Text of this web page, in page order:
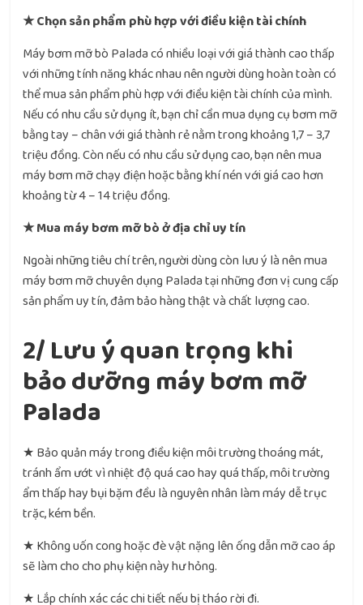
★ Chọn sản phẩm phù hợp với điều kiện tài chính
Máy bơm mỡ bò Palada có nhiều loại với giá thành cao thấp
với những tính năng khác nhau nên người dùng hoàn toàn có
thể mua sản phẩm phù hợp với điều kiện tài chính của mình.
Nếu có nhu cầu sử dụng ít, bạn chỉ cần mua dụng cụ bơm mỡ
bằng tay – chân với giá thành rẻ nằm trong khoảng 1,7 – 3,7
triệu đồng. Còn nếu có nhu cầu sử dụng cao, bạn nên mua
máy bơm mỡ chạy điện hoặc bằng khí nén với giá cao hơn
khoảng từ 4 – 14 triệu đồng.
★ Mua máy bơm mỡ bò ở địa chỉ uy tín
Ngoài những tiêu chí trên, người dùng còn lưu ý là nên mua
máy bơm mỡ chuyên dụng Palada tại những đơn vị cung cấp
sản phẩm uy tín, đảm bảo hàng thật và chất lượng cao.
2/ Lưu ý quan trọng khi
bảo dưỡng máy bơm mỡ
Palada
★ Bảo quản máy trong điều kiện môi trường thoáng mát,
tránh ẩm ướt vì nhiệt độ quá cao hay quá thấp, môi trường
ẩm thấp hay bụi bặm đều là nguyên nhân làm máy dễ trục
trặc, kém bền.
★ Không uốn cong hoặc đè vật nặng lên ống dẫn mỡ cao áp
sẽ làm cho cho phụ kiện này hư hỏng.
★ Lắp chính xác các chi tiết nếu bị tháo rời đi.